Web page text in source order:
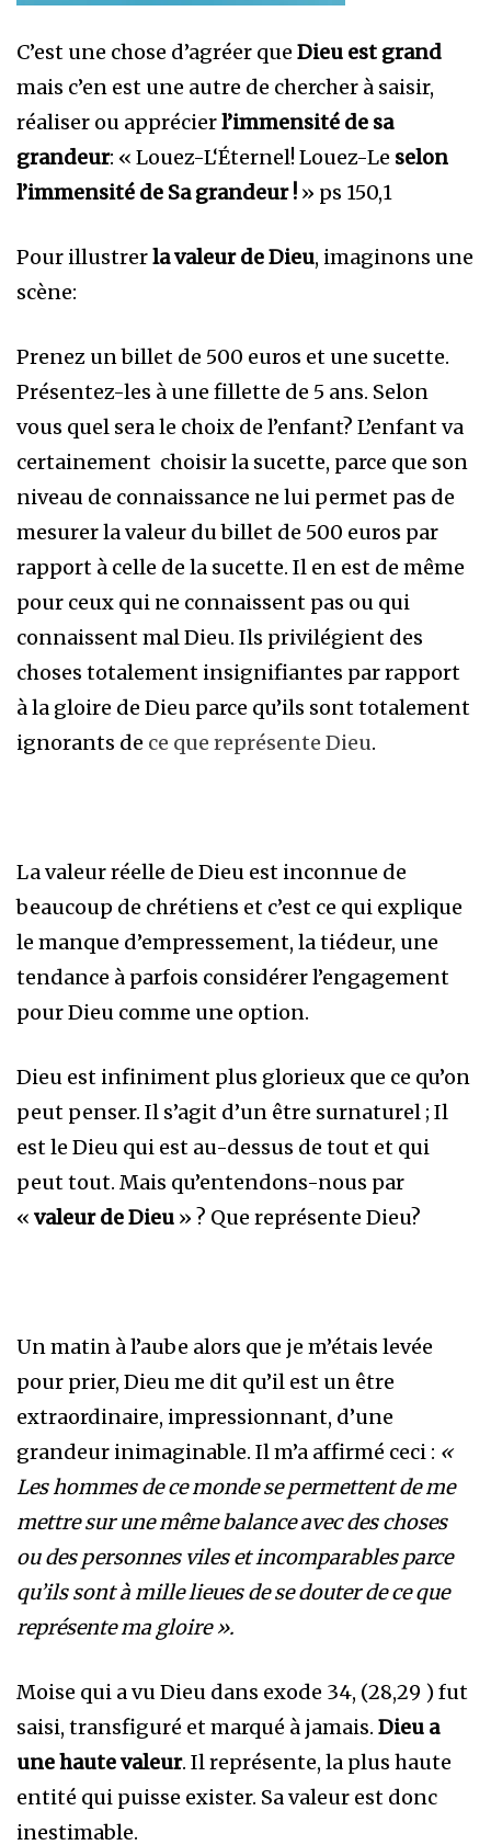
C’est une chose d’agréer que Dieu est grand
mais c’en est une autre de chercher à saisir,
réaliser ou apprécierl’immensité de sa
grandeur: « Louez-L‘Éternel! Louez-Le selon
l’immensité de Sa grandeur ! » ps 150,1
Pour illustrerla valeur de Dieu, imaginons une
scène:
Prenez un billet de 500 euros et une sucette.
Présentez-les à une fillette de 5 ans. Selon
vous quel sera le choix de l’enfant? L’enfant va
certainement choisir la sucette, parce que son
niveau de connaissance ne lui permet pas de
mesurer la valeur du billet de 500 euros par
rapport à celle de la sucette. Il en est de même
pour ceux qui ne connaissent pas ou qui
connaissent mal Dieu. Ils privilégient des
choses totalement insignifiantes par rapport
à la gloire de Dieu parce qu’ils sont totalement
ignorants de ce que représente Dieu.
La valeur réelle de Dieu est inconnue de
beaucoup de chrétiens et c’est ce qui explique
le manque d’empressement, la tiédeur, une
tendance à parfois considérer l’engagement
pour Dieu comme une option.
Dieu est infiniment plus glorieux que ce qu’on
peut penser. Il s’agit d’un être surnaturel ; Il
est le Dieu qui est au-dessus de tout et qui
peut tout. Mais qu’entendons-nous par
« valeur de Dieu » ? Que représente Dieu?
Un matin à l’aube alors que je m’étais levée
pour prier, Dieu me dit qu’il est un être
extraordinaire, impressionnant, d’une
grandeur inimaginable. Il m’a affirmé ceci : «
Les hommes de ce monde se permettent de me
mettre sur une même balance avec des choses
ou des personnes viles et incomparables parce
qu’ils sont à mille lieues de se douter de ce que
représente ma gloire ».
Moise qui a vu Dieu dans exode 34, (28,29 ) fut
saisi, transfiguré et marqué à jamais. Dieu a
une haute valeur. Il représente, la plus haute
entité qui puisse exister. Sa valeur est donc
inestimable.